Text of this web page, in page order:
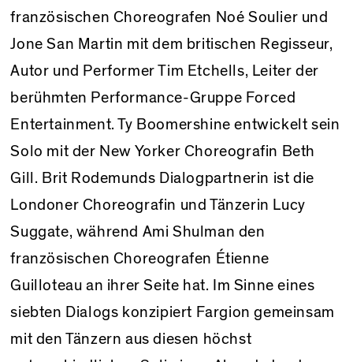
französischen Choreografen Noé Soulier und
Jone San Martin mit dem britischen Regisseur,
Autor und Performer Tim Etchells, Leiter der
berühmten Performance-Gruppe Forced
Entertainment. Ty Boomershine entwickelt sein
Solo mit der New Yorker Choreografin Beth
Gill. Brit Rodemunds Dialogpartnerin ist die
Londoner Choreografin und Tänzerin Lucy
Suggate, während Ami Shulman den
französischen Choreografen Étienne
Guilloteau an ihrer Seite hat. Im Sinne eines
siebten Dialogs konzipiert Fargion gemeinsam
mit den Tänzern aus diesen höchst